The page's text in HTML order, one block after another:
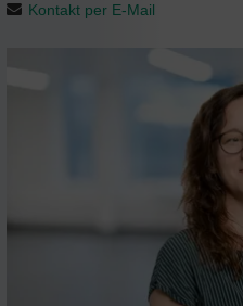
Kontakt per E-Mail